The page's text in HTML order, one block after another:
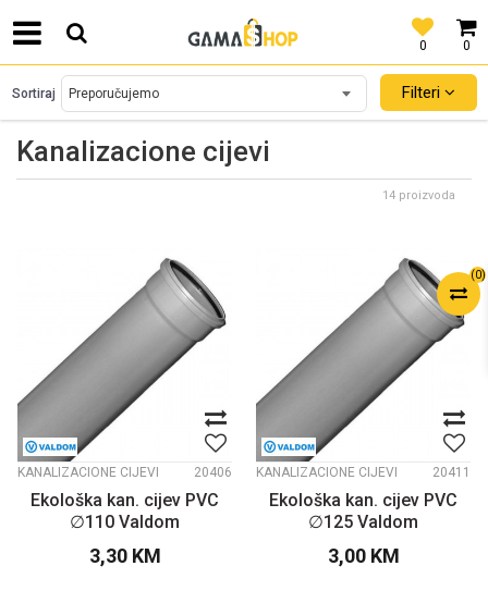
0
0
SIGURNO PLAĆANJE PLATNIM KARTICAMA!
(0)
Kanalizacione cijevi
Sortiraj Filteri
14 proizvoda
KANALIZACIONE CIJEVI 20406
Ekološka kan. cijev PVC
∅110 Valdom
3,30 KM
KANALIZACIONE CIJEVI 20411
Ekološka kan. cijev PVC
∅125 Valdom
3,00 KM